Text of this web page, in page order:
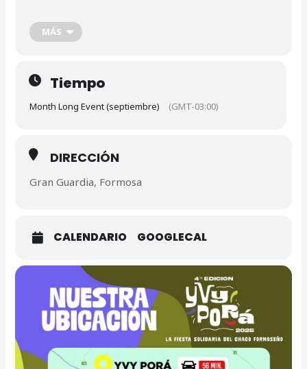
argentinas, en un ambiente festivo que celebra la identidad
nacional.
MÁS
Tiempo
Month Long Event (septiembre) (GMT-03:00)
DIRECCIÓN
Gran Guardia, Formosa
CALENDARIO GOOGLECAL